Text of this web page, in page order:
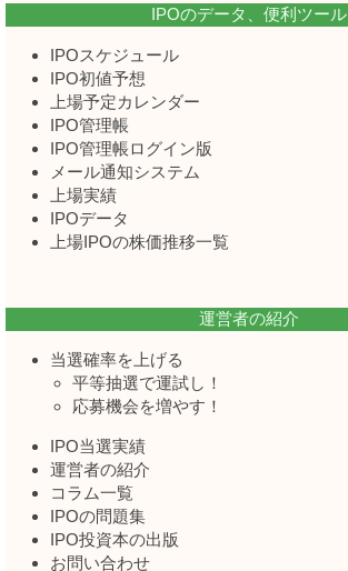
IPOのデータ、便利ツール
IPOスケジュール
IPO初値予想
上場予定カレンダー
IPO管理帳
IPO管理帳ログイン版
メール通知システム
上場実績
IPOデータ
上場IPOの株価推移一覧
運営者の紹介
当選確率を上げる
平等抽選で運試し！
応募機会を増やす！
IPO当選実績
運営者の紹介
コラム一覧
IPOの問題集
IPO投資本の出版
お問い合わせ